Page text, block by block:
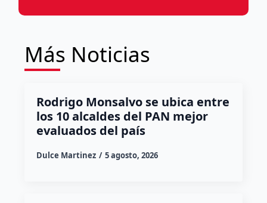
Más Noticias
Rodrigo Monsalvo se ubica entre
los 10 alcaldes del PAN mejor
evaluados del país
Dulce Martinez 5 agosto, 2026